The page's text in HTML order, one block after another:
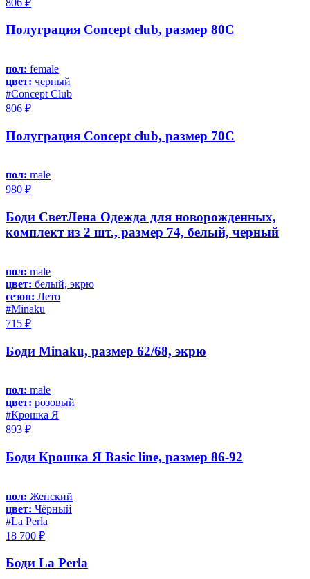
Полуграция Concept club, размер 80C
пол: female
цвет: черный
#Concept Club
806 ₽
Полуграция Concept club, размер 70C
пол: male
980 ₽
Боди СветЛена Одежда для новорожденных,
комплект из 2 шт., размер 74, белый, черный
пол: male
цвет: белый, экрю
сезон: Лето
#Minaku
715 ₽
Боди Minaku, размер 62/68, экрю
пол: male
цвет: розовый
#Крошка Я
893 ₽
Боди Крошка Я Basic line, размер 86-92
пол: Женский
цвет: Чёрный
#La Perla
18 700 ₽
Боди La Perla